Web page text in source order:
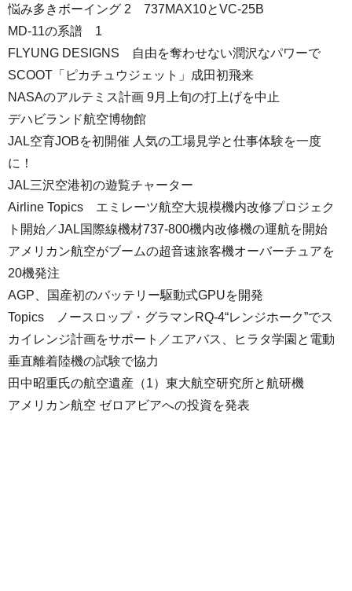
悩み多きボーイング 2 737MAX10とVC-25B
MD-11の系譜 1
FLYUNG DESIGNS 自由を奪わせない潤沢なパワーで
SCOOT「ピカチュウジェット」成田初飛来
NASAのアルテミス計画 9月上旬の打上げを中止
デハビランド航空博物館
JAL空育JOBを初開催 人気の工場見学と仕事体験を一度
に！
JAL三沢空港初の遊覧チャーター
Airline Topics エミレーツ航空大規模機内改修プロジェク
ト開始／JAL国際線機材737-800機内改修機の運航を開始
アメリカン航空がブームの超音速旅客機オーバーチュアを
20機発注
AGP、国産初のバッテリー駆動式GPUを開発
Topics ノースロップ・グラマンRQ-4“レンジホーク”でス
カイレンジ計画をサポート／エアバス、ヒラタ学園と電動
垂直離着陸機の試験で協力
田中昭重氏の航空遺産（1）東大航空研究所と航研機
アメリカン航空 ゼロアビアへの投資を発表